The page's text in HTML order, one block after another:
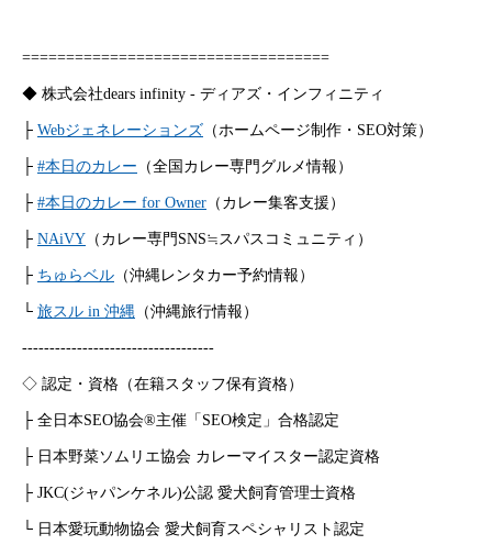
===================================
◆ 株式会社dears infinity - ディアズ・インフィニティ
├ Webジェネレーションズ （ホームページ制作・SEO対策）
├ #本日のカレー （全国カレー専門グルメ情報）
├ #本日のカレー for Owner （カレー集客支援）
├ NAiVY （カレー専門SNS≒スパスコミュニティ）
├ ちゅらベル （沖縄レンタカー予約情報）
└ 旅スル in 沖縄 （沖縄旅行情報）
-----------------------------------
◇ 認定・資格（在籍スタッフ保有資格）
├ 全日本SEO協会®主催「SEO検定」合格認定
├ 日本野菜ソムリエ協会 カレーマイスター認定資格
├ JKC(ジャパンケネル)公認 愛犬飼育管理士資格
└ 日本愛玩動物協会 愛犬飼育スペシャリスト認定